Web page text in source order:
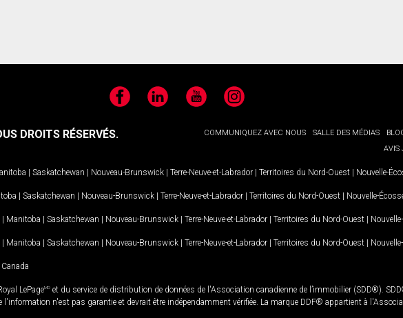
FacebookLinkedIn YouTubeInstagram
COMMUNIQUEZ AVEC NOUS SALLE DES MÉDIAS
AVIS
DROITS RÉSERVÉS.
| Saskatchewan | Nouveau-Brunswick | Terre-Neuve-et-Labrador | Territoires du Nord-Ouest | Nouvelle-
| Saskatchewan | Nouveau-Brunswick | Terre-Neuve-et-Labrador | Territoires du Nord-Ouest | Nouvelle-
| Manitoba | Saskatchewan | Nouveau-Brunswick | Terre-Neuve-et-Labrador | Territoires du Nord-Ouest |
| Manitoba | Saskatchewan | Nouveau-Brunswick | Terre-Neuve-et-Labrador | Territoires du Nord-Ouest |
LePageMD et du service de distribution de données de l'Association canadienne de l’immobilier (SDD®).
n'est pas garantie et devrait être indépendamment vérifiée. La marque DDF® appartient à